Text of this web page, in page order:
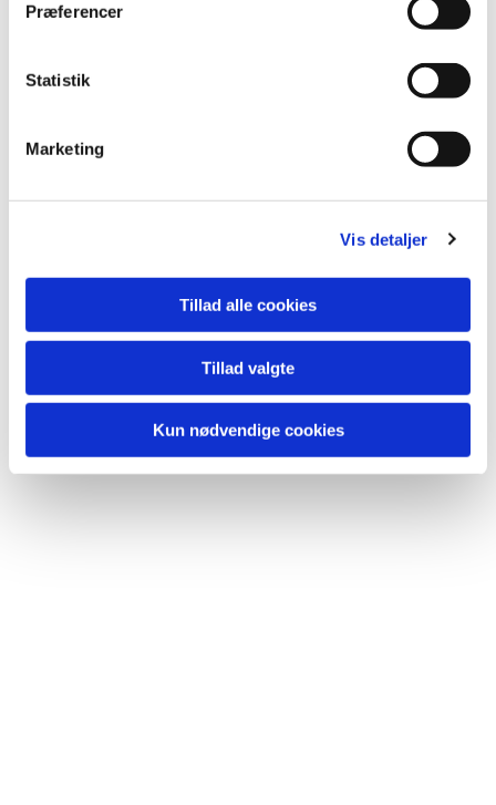
Præferencer
Statistik
Marketing
Vis detaljer
Tillad alle cookies
Tillad valgte
Kun nødvendige cookies
Du vil måske også kunne
lide...